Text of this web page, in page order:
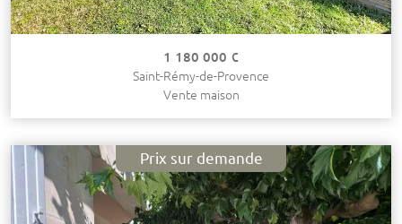
1 180 000 €
Saint-Rémy-de-Provence
Vente maison
Prix sur demande